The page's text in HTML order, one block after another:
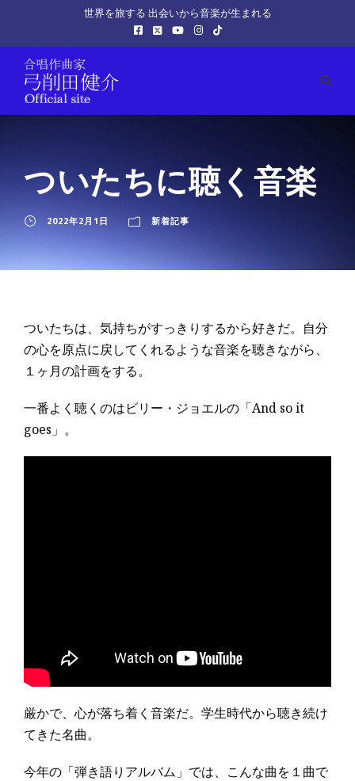
世界を旅する 出会いから音楽が生まれる
ついたちに聴く音楽
2022年2月1日 新着記事
ついたちは、気持ちがすっきりするから好きだ。自分
の心を原点に戻してくれるような音楽を聴きながら、
１ヶ月の計画をする。
一番よく聴くのはビリー・ジョエルの「And so it
goes」。
厳かで、心が落ち着く音楽だ。学生時代から聴き続け
てきた名曲。
今年の「弾き語りアルバム」では、こんな曲を１曲で